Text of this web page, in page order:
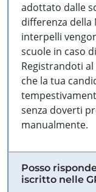
adottato dalle
differenza della
interpelli
scuole in caso
Registrandoti
che la tua
senza doverti
manualmente.
Posso
iscritto nelle